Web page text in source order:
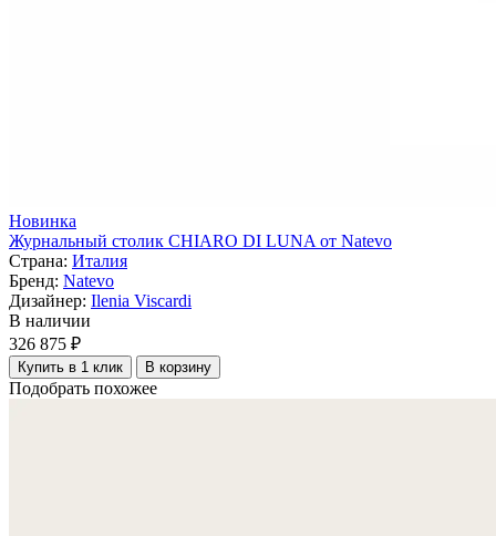
Новинка
Журнальный столик CHIARO DI LUNA от Natevo
Страна: Италия
Бренд: Natevo
Дизайнер: Ilenia Viscardi
В наличии
326 875 ₽
Купить в 1 клик В корзину
Подобрать похожее